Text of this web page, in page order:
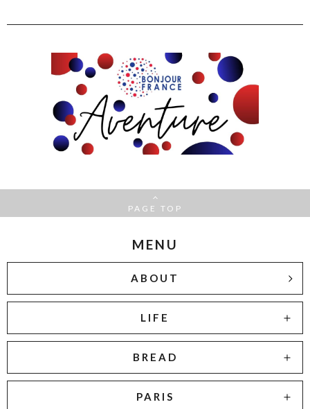
PAGE TOP
MENU
ABOUT
LIFE
BREAD
PARIS